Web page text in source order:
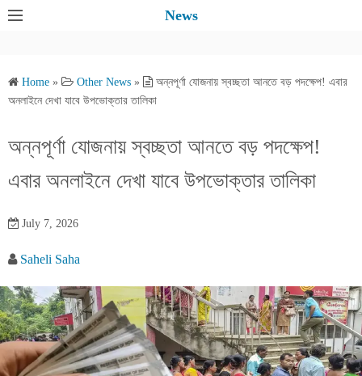
News
Home » Other News »
অন্নপূর্ণা যোজনায় স্বচ্ছতা আনতে বড় পদক্ষেপ! এবার
অনলাইনে দেখা যাবে উপভোক্তার তালিকা
অন্নপূর্ণা যোজনায় স্বচ্ছতা আনতে বড় পদক্ষেপ!
এবার অনলাইনে দেখা যাবে উপভোক্তার তালিকা
July 7, 2026
Saheli Saha